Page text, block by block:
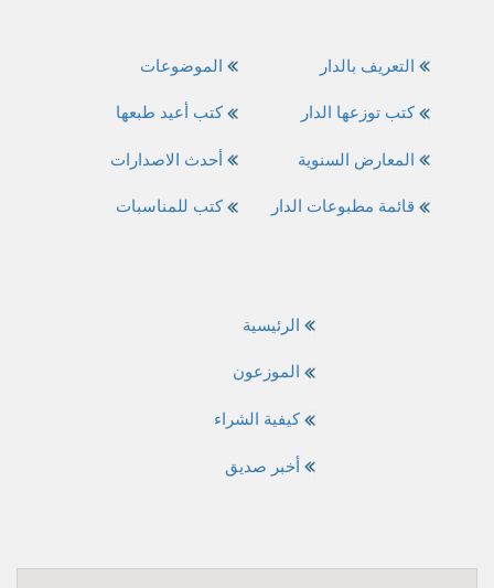
الموضوعات
كتب أعيد طبعها
أحدث الاصدارات
كتب للمناسبات
التعريف بالدار
كتب توزعها الدار
المعارض السنوية
قائمة مطبوعات الدار
الرئيسية
الموزعون
كيفية الشراء
أخبر صديق